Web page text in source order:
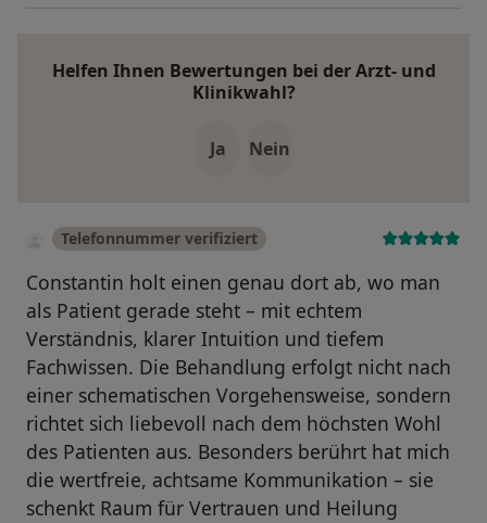
Helfen Ihnen Bewertungen bei der Arzt- und
Klinikwahl?
Ja Nein
Telefonnummer verifiziert
Constantin holt einen genau dort ab, wo man
als Patient gerade steht – mit echtem
Verständnis, klarer Intuition und tiefem
Fachwissen. Die Behandlung erfolgt nicht nach
⁠einer schematischen Vorgehensweise, sondern
richtet sich liebevoll nach dem höchsten Wohl
des Patienten aus. Besonders berührt hat mich
die wertfreie, achtsame Kommunikation – sie
schenkt Raum für Vertrauen und Heilung